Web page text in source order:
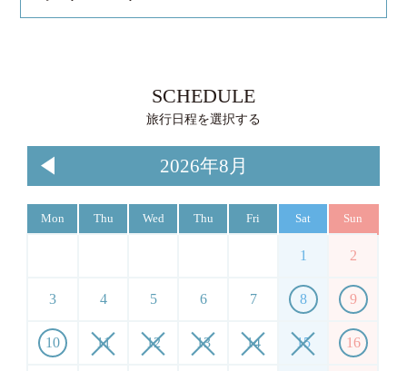
SCHEDULE
旅行日程を選択する
2026年8月
Mon Thu Wed Thu Fri Sat Sun
1 2
3 4 5 6 7 8 9
10 11 12 13 14 15 16